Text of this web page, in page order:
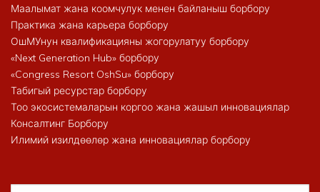
Маалымат жана коомчулук менен байланыш борбору
Практика жана карьера борбору
ОшМУнун квалификацияны жогорулатуу борбору
«Next Generation Hub» борбору
«Congress Resort OshSu» борбору
Табигый ресурстар борбору
Тоо экосистемаларын коргоо жана жашыл инновациялар
Консалтинг Борбору
Илимий изилдөөлөр жана инновациялар борбору